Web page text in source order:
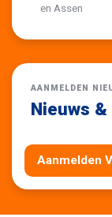
en Assen
AANMELDEN
Nieuws
Aanmelden